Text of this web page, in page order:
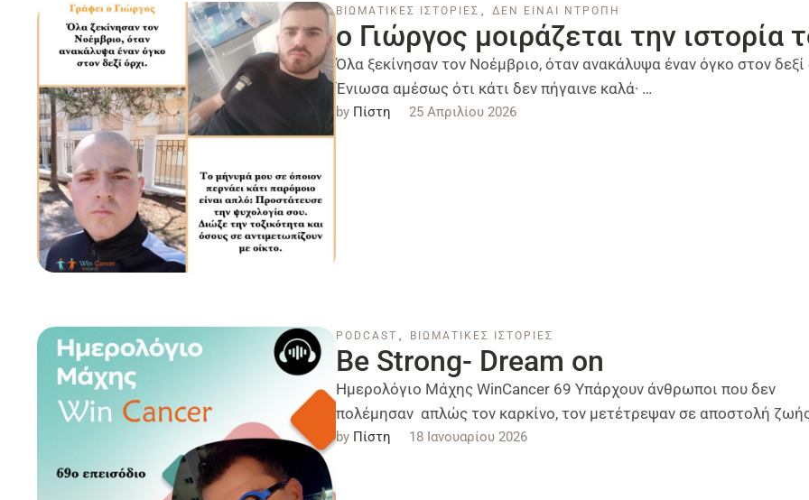
ΒΙΩΜΑΤΙΚΕΣ ΙΣΤΟΡΙΕΣ , ΔΕΝ ΕΙΝΑΙ ΝΤΡΟΠΗ
ο Γιώργος μοιράζεται την ιστορία
Όλα ξεκίνησαν τον Νοέμβριο, όταν ανακάλυψα έναν όγκο στον δεξί
Ένιωσα αμέσως ότι κάτι δεν πήγαινε καλά· …
by Πίστη 25 Απριλίου 2026
PODCAST , ΒΙΩΜΑΤΙΚΕΣ ΙΣΤΟΡΙΕΣ
Be Strong- Dream on
Ημερολόγιο Μάχης WinCancer 69 Υπάρχουν άνθρωποι που δεν
πολέμησαν απλώς τον καρκίνο, τον μετέτρεψαν σε αποστολή
από …
by Πίστη 18 Ιανουαρίου 2026